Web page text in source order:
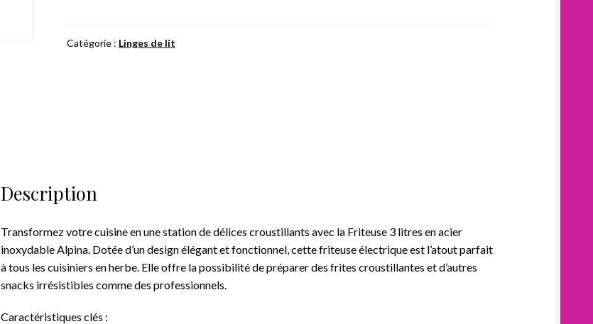
litres
Catégorie : Linges de lit
Description
Transformez votre cuisine en une station de délices croustillants avec la Friteuse 3 litres en acier
inoxydable Alpina. Dotée d’un design élégant et fonctionnel, cette friteuse électrique est l’atout parfait
à tous les cuisiniers en herbe. Elle offre la possibilité de préparer des frites croustillantes et d’autres
snacks irrésistibles comme des professionnels.
Caractéristiques clés :